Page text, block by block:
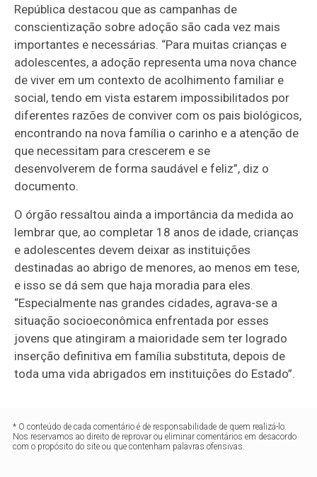
República destacou que as campanhas de
conscientização sobre adoção são cada vez mais
importantes e necessárias. “Para muitas crianças e
adolescentes, a adoção representa uma nova chance
de viver em um contexto de acolhimento familiar e
social, tendo em vista estarem impossibilitados por
diferentes razões de conviver com os pais biológicos,
encontrando na nova família o carinho e a atenção de
que necessitam para crescerem e se
desenvolverem de forma saudável e feliz”, diz o
documento.
O órgão ressaltou ainda a importância da medida ao
lembrar que, ao completar 18 anos de idade, crianças
e adolescentes devem deixar as instituições
destinadas ao abrigo de menores, ao menos em tese,
e isso se dá sem que haja moradia para eles.
“Especialmente nas grandes cidades, agrava-se a
situação socioeconômica enfrentada por esses
jovens que atingiram a maioridade sem ter logrado
inserção definitiva em família substituta, depois de
toda uma vida abrigados em instituições do Estado”.
* O conteúdo de cada comentário é de responsabilidade de quem realizá-lo.
Nos reservamos ao direito de reprovar ou eliminar comentários em desacordo
com o propósito do site ou que contenham palavras ofensivas.